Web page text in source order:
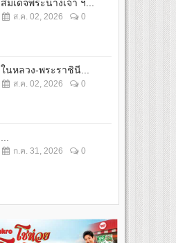
สมเด็จพระนางเจ้า ฯ...
ส.ค. 02, 2026 0
ในหลวง-พระราชินี...
ส.ค. 02, 2026 0
ก.ค. 31, 2026 0